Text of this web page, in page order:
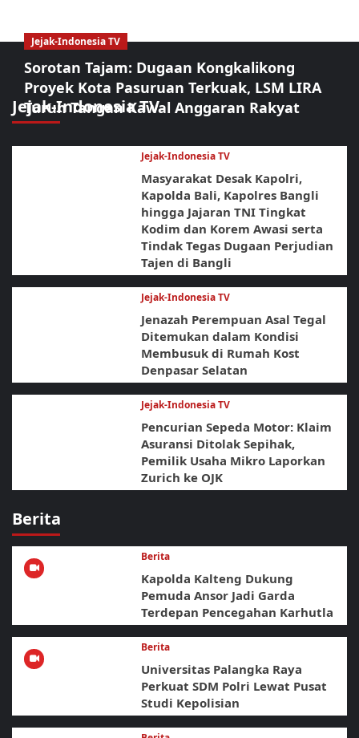
Jejak-Indonesia TV
Jejak-Indonesia TV
Sorotan Tajam: Dugaan Kongkalikong
Proyek Kota Pasuruan Terkuak, LSM LIRA
Turun Tangan Kawal Anggaran Rakyat
Jejak-Indonesia TV
Masyarakat Desak Kapolri,
Kapolda Bali, Kapolres Bangli
hingga Jajaran TNI Tingkat
Kodim dan Korem Awasi serta
Tindak Tegas Dugaan Perjudian
Tajen di Bangli
Jejak-Indonesia TV
Jenazah Perempuan Asal Tegal
Ditemukan dalam Kondisi
Membusuk di Rumah Kost
Denpasar Selatan
Jejak-Indonesia TV
Pencurian Sepeda Motor: Klaim
Asuransi Ditolak Sepihak,
Pemilik Usaha Mikro Laporkan
Zurich ke OJK
Berita
Berita
Kapolda Kalteng Dukung
Pemuda Ansor Jadi Garda
Terdepan Pencegahan Karhutla
Berita
Universitas Palangka Raya
Perkuat SDM Polri Lewat Pusat
Studi Kepolisian